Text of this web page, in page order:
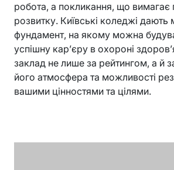
робота, а покликання, що вимагає
розвитку. Київські коледжі дають
фундамент, на якому можна
успішну кар’єру в охороні
заклад не лише за рейтингом, а й
його атмосфера та можливості
вашими цінностями та цілями.